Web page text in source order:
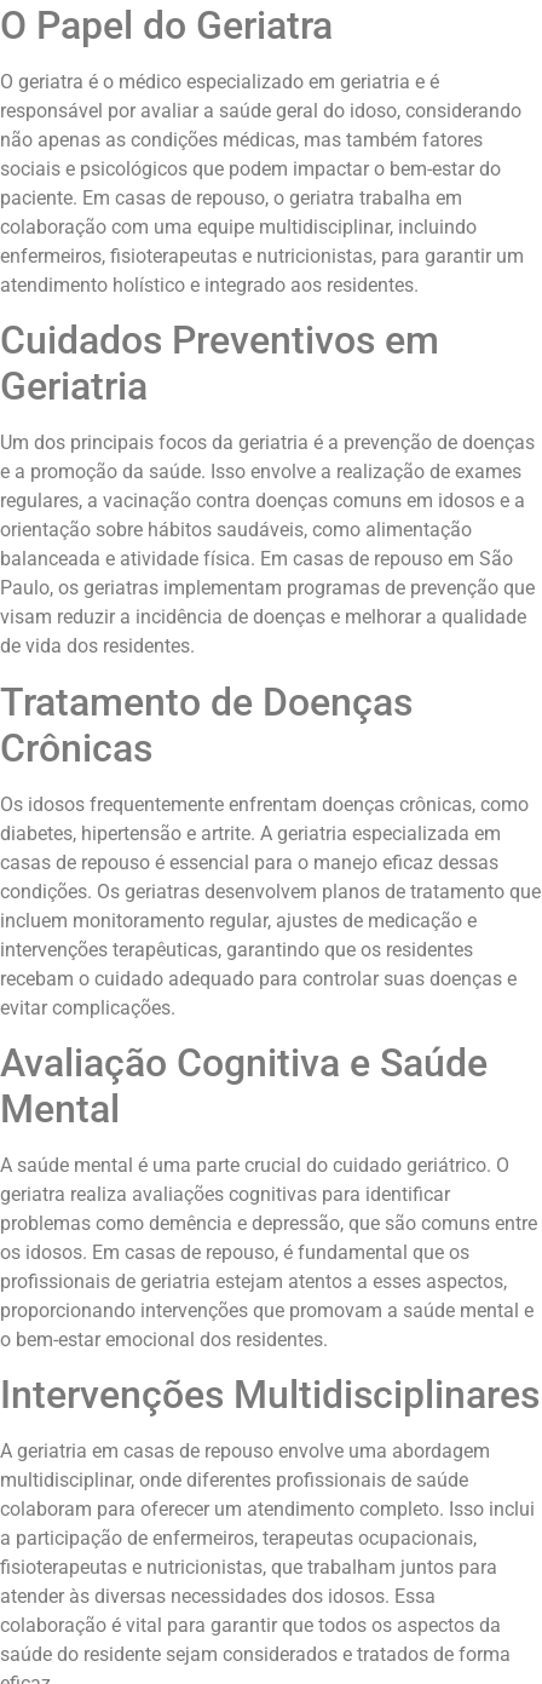
O Papel do Geriatra
O geriatra é o médico especializado em geriatria e é
responsável por avaliar a saúde geral do idoso, considerando
não apenas as condições médicas, mas também fatores
sociais e psicológicos que podem impactar o bem-estar do
paciente. Em casas de repouso, o geriatra trabalha em
colaboração com uma equipe multidisciplinar, incluindo
enfermeiros, fisioterapeutas e nutricionistas, para garantir um
atendimento holístico e integrado aos residentes.
Cuidados Preventivos em
Geriatria
Um dos principais focos da geriatria é a prevenção de doenças
e a promoção da saúde. Isso envolve a realização de exames
regulares, a vacinação contra doenças comuns em idosos e a
orientação sobre hábitos saudáveis, como alimentação
balanceada e atividade física. Em casas de repouso em São
Paulo, os geriatras implementam programas de prevenção que
visam reduzir a incidência de doenças e melhorar a qualidade
de vida dos residentes.
Tratamento de Doenças
Crônicas
Os idosos frequentemente enfrentam doenças crônicas, como
diabetes, hipertensão e artrite. A geriatria especializada em
casas de repouso é essencial para o manejo eficaz dessas
condições. Os geriatras desenvolvem planos de tratamento que
incluem monitoramento regular, ajustes de medicação e
intervenções terapêuticas, garantindo que os residentes
recebam o cuidado adequado para controlar suas doenças e
evitar complicações.
Avaliação Cognitiva e Saúde
Mental
A saúde mental é uma parte crucial do cuidado geriátrico. O
geriatra realiza avaliações cognitivas para identificar
problemas como demência e depressão, que são comuns entre
os idosos. Em casas de repouso, é fundamental que os
profissionais de geriatria estejam atentos a esses aspectos,
proporcionando intervenções que promovam a saúde mental e
o bem-estar emocional dos residentes.
Intervenções Multidisciplinares
A geriatria em casas de repouso envolve uma abordagem
multidisciplinar, onde diferentes profissionais de saúde
colaboram para oferecer um atendimento completo. Isso inclui
a participação de enfermeiros, terapeutas ocupacionais,
fisioterapeutas e nutricionistas, que trabalham juntos para
atender às diversas necessidades dos idosos. Essa
colaboração é vital para garantir que todos os aspectos da
saúde do residente sejam considerados e tratados de forma